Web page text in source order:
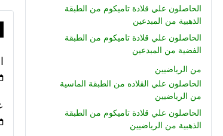
الحاصلون علي قلادة تاميكوم من الطبقة
الذهبية من المبدعين
الحاصلون علي قلادة تاميكوم من الطبقة
الفضية من المبدعين
من الرياضيين
الحاصلون علي القلاده من الطبقة الماسية
من الرياضيين
الحاصلون علي قلادة تاميكوم من الطبقة
الذهبية من الرياضيين